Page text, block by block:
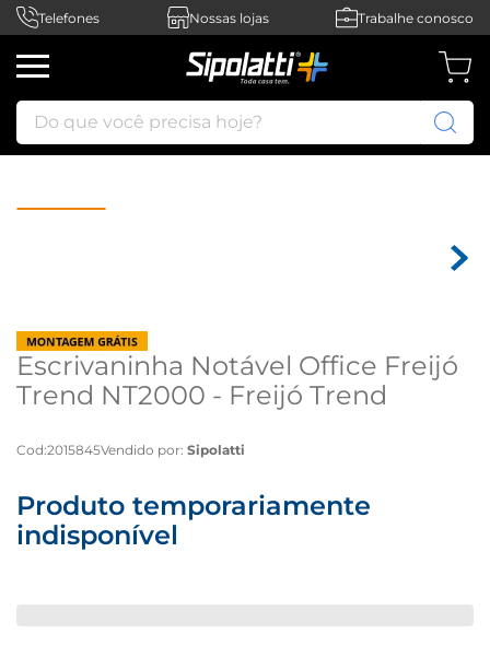
Telefones Nossas lojas Trabalhe conosco
Do que você precisa hoje?
Escrivaninha Notável Office Freijó
Trend NT2000 - Freijó Trend
Cod:2015845Vendido por: Sipolatti
Produto temporariamente
indisponível